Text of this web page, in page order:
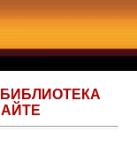
БИБЛИОТЕКА